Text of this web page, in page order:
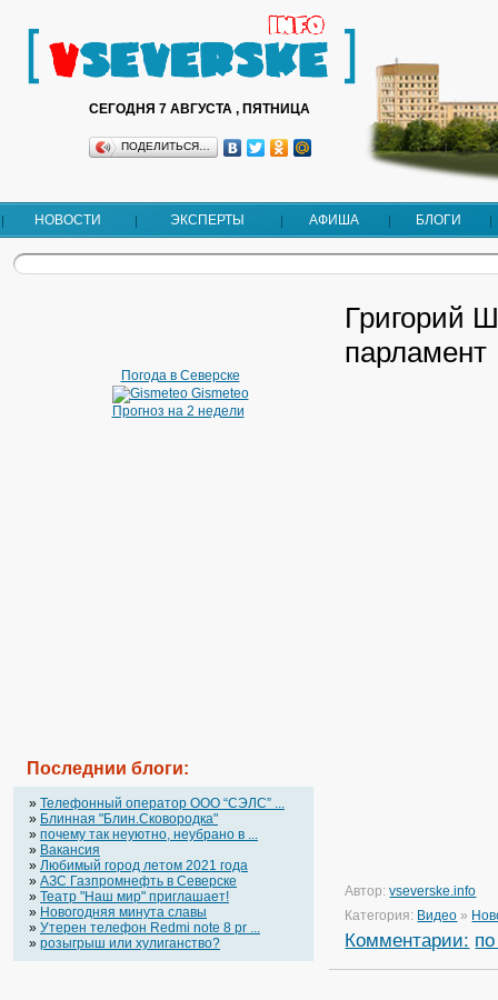
СЕГОДНЯ 7 АВГУСТА , ПЯТНИЦА
ПОДЕЛИТЬСЯ…
НОВОСТИ ЭКСПЕРТЫ АФИША БЛОГИ
Погода в Северске
Gismeteo
Прогноз на 2 недели
Последнии блоги:
» Телефонный оператор OOO “СЭЛС” ...
» Блинная "Блин.Сковородка"
» почему так неуютно, неубрано в ...
» Вакансия
» Любимый город летом 2021 года
» АЗС Газпромнефть в Северске
» Театр "Наш мир" приглашает!
» Новогодняя минута славы
» Утерен телефон Redmi note 8 pr ...
» розыгрыш или хулиганство?
Григорий
парламент
Автор:vseverske.info
Категория: Видео »
Комментарии: